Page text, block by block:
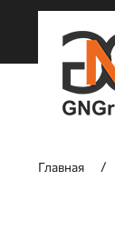
Главная